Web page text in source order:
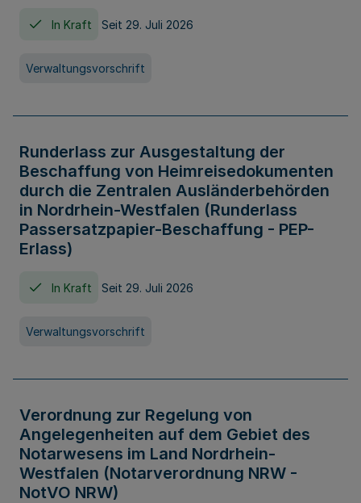
In Kraft Seit 29. Juli 2026
Verwaltungsvorschrift
Runderlass zur Ausgestaltung der
Beschaffung von Heimreisedokumenten
durch die Zentralen Ausländerbehörden
in Nordrhein-Westfalen (Runderlass
Passersatzpapier-Beschaffung - PEP-
Erlass)
In Kraft Seit 29. Juli 2026
Verwaltungsvorschrift
Verordnung zur Regelung von
Angelegenheiten auf dem Gebiet des
Notarwesens im Land Nordrhein-
Westfalen (Notarverordnung NRW -
NotVO NRW)